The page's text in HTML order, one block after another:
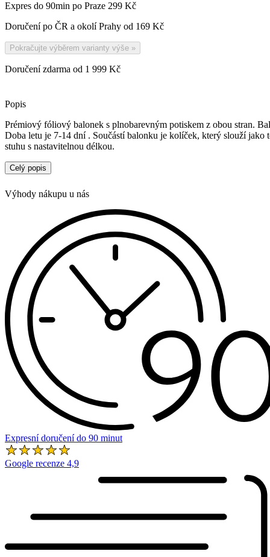
Popis
Prémiový fóliový balonek s plnobarevným potiskem z obou stran.
Doba letu je 7-14 dní . Součástí balonku je kolíček, který slouží jako
stuhu s nastavitelnou délkou.
Celý popis
Expres do 90min po Praze 299 Kč
Doručení po ČR a okolí Prahy od 169 Kč
Pokračujte výběrem varianty výše »
Doručení zdarma od 1 999 Kč
Výhody nákupu u nás
Expresní doručení do 90 minut
Google recenze 4,9